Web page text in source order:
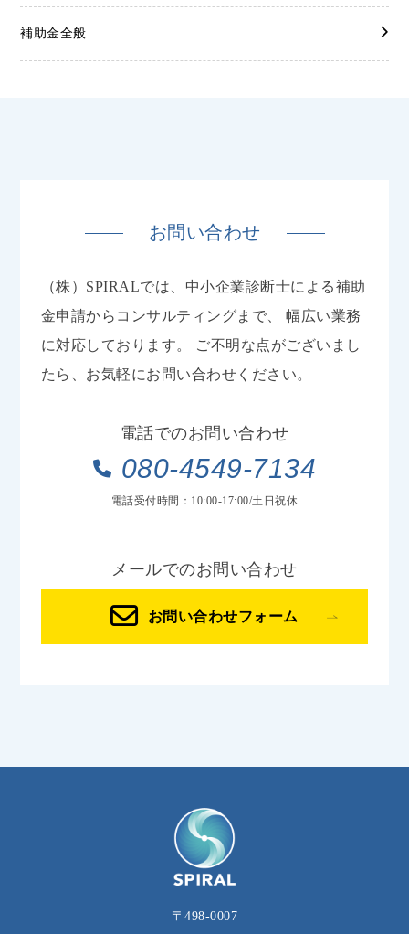
補助金全般
お問い合わせ
（株）SPIRALでは、中小企業診断士による補助
金申請からコンサルティングまで、
幅広い業務
に対応しております。
ご不明な点がございまし
たら、お気軽にお問い合わせください。
電話でのお問い合わせ
080-4549-7134
電話受付時間：10:00-17:00/土日祝休
メールでのお問い合わせ
お問い合わせフォーム
〒498-0007